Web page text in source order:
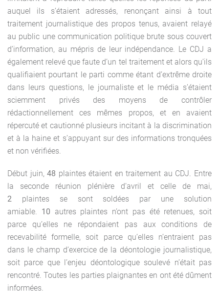
auquel ils s’étaient adressés, renonçant ainsi à tout
traitement journalistique des propos tenus, avaient relayé
au public une communication politique brute sous couvert
d’information, au mépris de leur indépendance. Le CDJ a
également relevé que faute d’un tel traitement et alors qu’ils
qualifiaient pourtant le parti comme étant d’extrême droite
dans leurs questions, le journaliste et le média s’étaient
sciemment privés des moyens de contrôler
rédactionnellement ces mêmes propos, et en avaient
répercuté et cautionné plusieurs incitant à la discrimination
et à la haine et s’appuyant sur des informations tronquées
et non vérifiées.
Début juin,48 plaintes étaient en traitement au CDJ. Entre
la seconde réunion plénière d’avril et celle de mai,
2 plaintes se sont soldées par une solution
amiable. 10 autres plaintes n’ont pas été retenues, soit
parce qu’elles ne répondaient pas aux conditions de
recevabilité formelle, soit parce qu’elles n’entraient pas
dans le champ d’exercice de la déontologie journalistique,
soit parce que l’enjeu déontologique soulevé n’était pas
rencontré. Toutes les parties plaignantes en ont été dûment
informées.